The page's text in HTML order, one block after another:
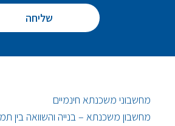
מחשבוני משכנתא חינמיים
מחשבון משכנתא – בנייה והשוואה בין